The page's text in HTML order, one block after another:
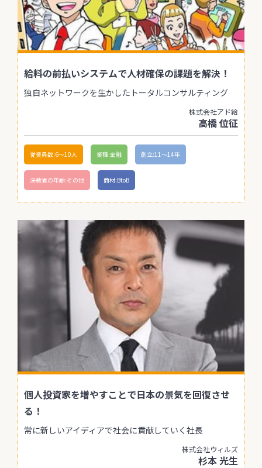
給料の前払いシステムで人材確保の課題を解決！
独自ネットワークを生かしたトータルコンサルティング
株式会社アド給
高橋 位征
従業員数:6～10人 業種:金融 創立:11〜14年
決裁者の年齢:その他 商材:BtoB
個人投資家を増やすことで日本の景気を回復させ
る！
常に新しいアイディアで社会に貢献していく社長
株式会社ウィルズ
杉本 光生